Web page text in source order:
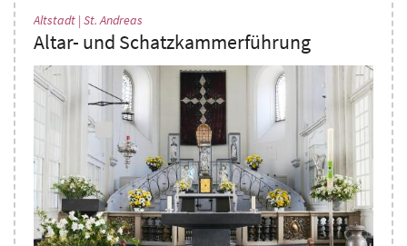
Altstadt | St. Andreas
Altar- und Schatzkammerführung